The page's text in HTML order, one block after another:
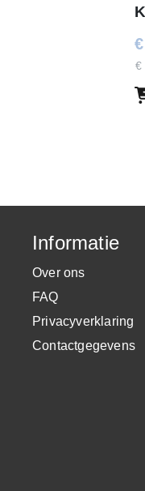
€
Informatie
Over ons
FAQ
Privacyverklaring
Contactgegevens